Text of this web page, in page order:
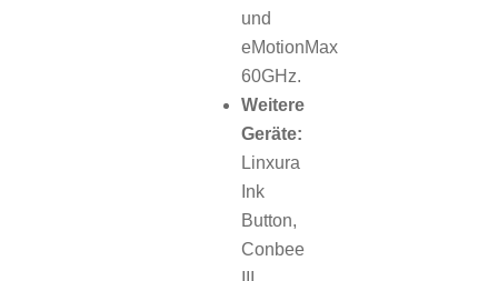
und
eMotionMax
60GHz.
Weitere
Geräte:
Linxura
Ink
Button,
Conbee